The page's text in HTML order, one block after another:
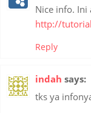
Nice info. Ini
http://
Reply
indah says:
tks ya